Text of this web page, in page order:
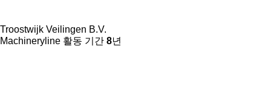
Troostwijk Veilingen B.V.
Machineryline 활동 기간 8년